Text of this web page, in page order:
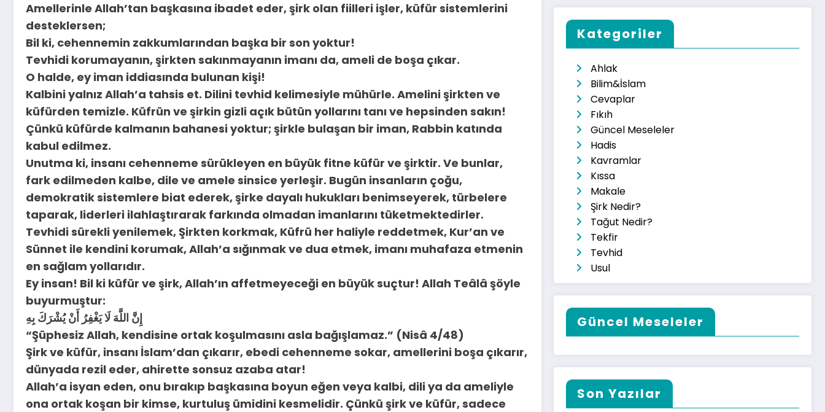
Amellerinle Allah’tan başkasına ibadet eder, şirk olan fiilleri işler, küfür sistemlerini
desteklersen;
Bil ki, cehennemin zakkumlarından başka bir son yoktur!
Tevhidi korumayanın, şirkten sakınmayanın imanı da, ameli de boşa çıkar.
O halde, ey iman iddiasında bulunan kişi!
Kalbini yalnız Allah’a tahsis et. Dilini tevhid kelimesiyle mühürle. Amelini şirkten ve
küfürden temizle. Küfrün ve şirkin gizli açık bütün yollarını tanı ve hepsinden sakın!
Çünkü küfürde kalmanın bahanesi yoktur; şirkle bulaşan bir iman, Rabbin katında
kabul edilmez.
Unutma ki, insanı cehenneme sürükleyen en büyük fitne küfür ve şirktir. Ve bunlar,
fark edilmeden kalbe, dile ve amele sinsice yerleşir. Bugün insanların çoğu,
demokratik sistemlere biat ederek, şirke dayalı hukukları benimseyerek, türbelere
taparak, liderleri ilahlaştırarak farkında olmadan imanlarını tüketmektedirler.
Tevhidi sürekli yenilemek, Şirkten korkmak, Küfrü her haliyle reddetmek, Kur’an ve
Sünnet ile kendini korumak, Allah’a sığınmak ve dua etmek, imanı muhafaza etmenin
en sağlam yollarıdır.
Ey insan! Bil ki küfür ve şirk, Allah’ın affetmeyeceği en büyük suçtur! Allah Teâlâ şöyle
buyurmuştur:
إِنَّ اللَّهَ لَا يَغْفِرُ أَنْ يُشْرَكَ بِهِ
“Şüphesiz Allah, kendisine ortak koşulmasını asla bağışlamaz.” (Nisâ 4/48)
Şirk ve küfür, insanı İslam’dan çıkarır, ebedi cehenneme sokar, amellerini boşa çıkarır,
dünyada rezil eder, ahirette sonsuz azaba atar!
Allah’a isyan eden, onu bırakıp başkasına boyun eğen veya kalbi, dili ya da ameliyle
ona ortak koşan bir kimse, kurtuluş ümidini kesmelidir. Çünkü şirk ve küfür, sadece
Kategoriler
Ahlak
Bilim&İslam
Cevaplar
Fıkıh
Güncel Meseleler
Hadis
Kavramlar
Kıssa
Makale
Şirk Nedir?
Tağut Nedir?
Tekfir
Tevhid
Usul
Güncel Meseleler
Son Yazılar